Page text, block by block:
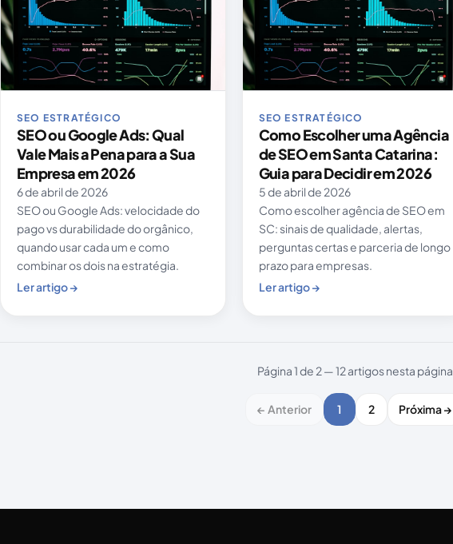
SEO ESTRATÉGICO
SEO ou Google Ads: Qual
Vale Mais a Pena para a Sua
Empresa em 2026
6 de abril de 2026
SEO ou Google Ads: velocidade do
pago vs durabilidade do orgânico,
quando usar cada um e como
combinar os dois na estratégia.
Ler artigo →
SEO ESTRATÉGICO
Como Escolher uma Agência
de SEO em Santa Catarina:
Guia para Decidir em 2026
5 de abril de 2026
Como escolher agência de SEO em
SC: sinais de qualidade, alertas,
perguntas certas e parceria de longo
prazo para empresas.
Ler artigo →
Página 1 de 2 — 12 artigos nesta página
← Anterior 1 2 Próxima →